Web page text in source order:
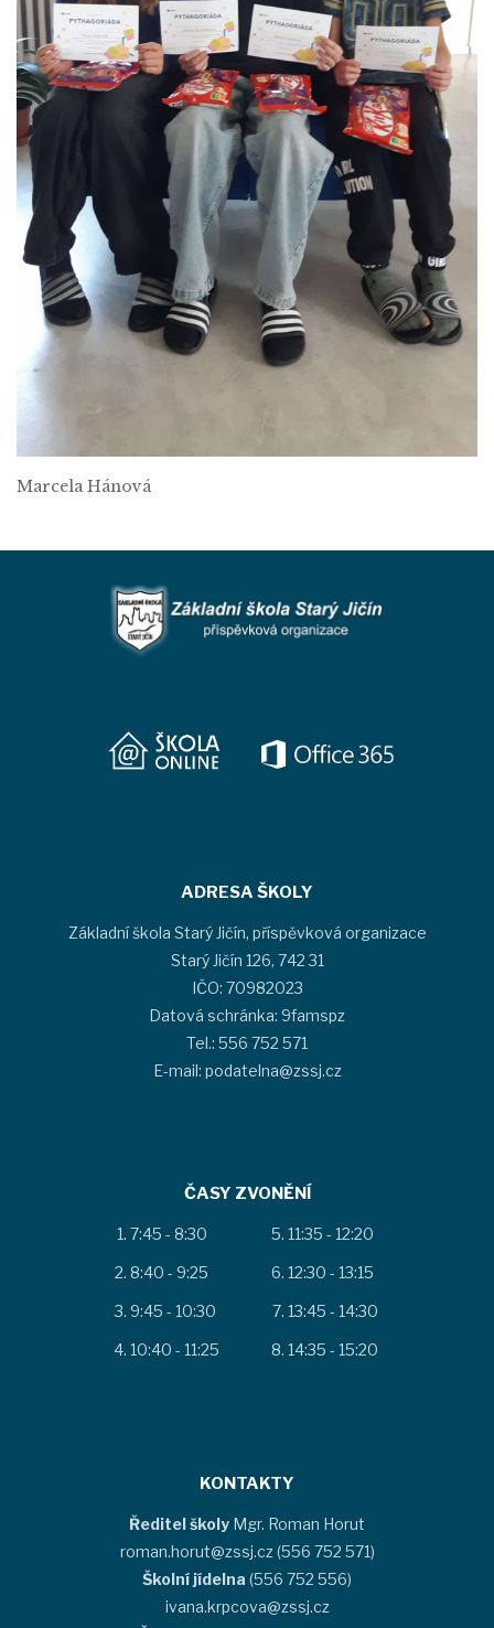
Marcela Hánová
ADRESA ŠKOLY
Základní škola Starý Jičín, příspěvková organizace
Starý Jičín 126, 742 31
IČO: 70982023
Datová schránka: 9famspz
Tel.: 556 752 571
E-mail: podatelna@zssj.cz
ČASY ZVONĚNÍ
7:45 - 8:30
8:40 - 9:25
9:45 - 10:30
10:40 - 11:25
11:35 - 12:20
12:30 - 13:15
13:45 - 14:30
14:35 - 15:20
KONTAKTY
Ředitel školy Mgr. Roman Horut
roman.horut@zssj.cz (556 752 571)
Školní jídelna (556 752 556)
ivana.krpcova@zssj.cz